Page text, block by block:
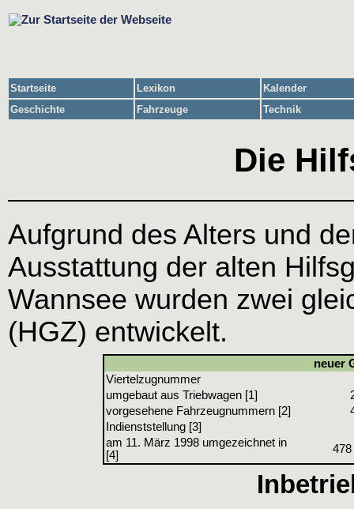
Startseite Lexikon
Kalender
Geschichte
Fahrzeuge Technik
Die
Aufgrund des Alters und
Ausstattung der alten
Wannsee wurden zwei
(HGZ) entwickelt.
neuer
Viertelzugnummer
umgebaut aus Triebwagen [1]
vorgesehene Fahrzeugnummern [2]
Indienststellung [3]
am 11. März 1998 umgezeichnet in
[4]
478